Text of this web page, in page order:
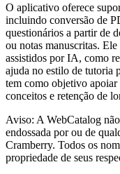
O aplicativo oferece
incluindo conversão de
questionários a partir de
ou notas manuscritas.
assistidos por IA, como
ajuda no estilo de tutoria
tem como objetivo apoiar
conceitos e retenção de
Aviso: A WebCatalog
endossada por ou de
Cramberry. Todos os
propriedade de seus